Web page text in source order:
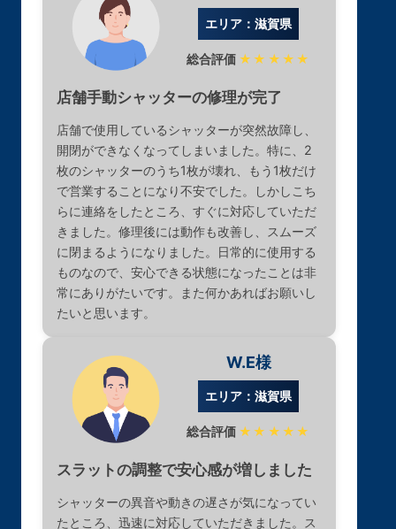
エリア：滋賀県
総合評価 ★★★★★
店舗手動シャッターの修理が完了
店舗で使用しているシャッターが突然故障し、
開閉ができなくなってしまいました。特に、2
枚のシャッターのうち1枚が壊れ、もう1枚だけ
で営業することになり不安でした。しかしこち
らに連絡をしたところ、すぐに対応していただ
きました。修理後には動作も改善し、スムーズ
に閉まるようになりました。日常的に使用する
ものなので、安心できる状態になったことは非
常にありがたいです。また何かあればお願いし
たいと思います。
W.E様
エリア：滋賀県
総合評価 ★★★★★
スラットの調整で安心感が増しました
シャッターの異音や動きの遅さが気になってい
たところ、迅速に対応していただきました。ス